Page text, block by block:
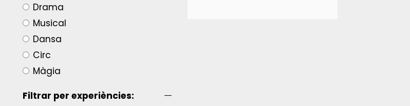
Drama
Musical
Dansa
Circ
Màgia
Filtrar per experiències: